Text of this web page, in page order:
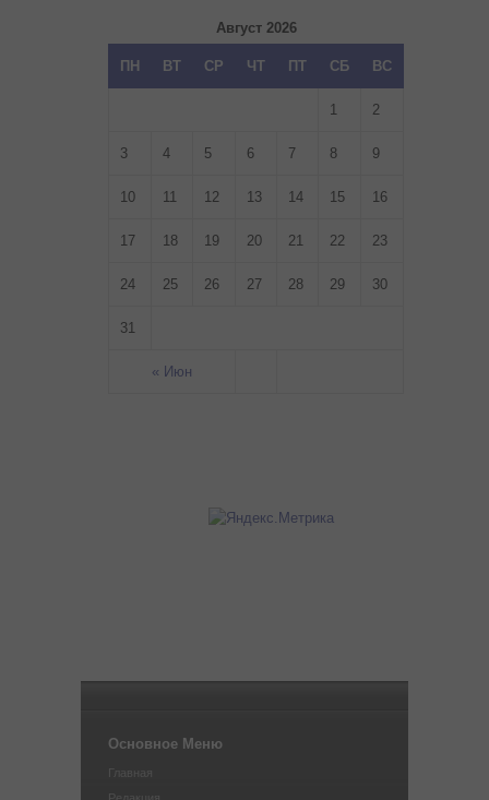
Август 2026
ПН ВТ СР ЧТ ПТ СБ ВС
« Июн
1 2
3 4 5 6 7 8 9
10 11 12 13 14 15 16
17 18 19 20 21 22 23
24 25 26 27 28 29 30
31
Основное Меню
Главная